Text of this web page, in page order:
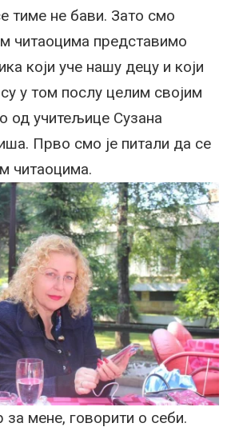
тиме не бави. Зато смо
читаоцима представимо
који уче нашу децу и који
у том послу целим својим
од учитељице Сузана
Прво смо је питали да се
читаоцима.
за мене, говорити о себи.